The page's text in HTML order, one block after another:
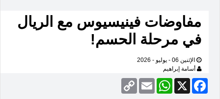
مفاوضات فينيسيوس مع الريال
في مرحلة الحسم!
الإثنين 06 - يوليو - 2026
أسامة إبراهيم
Facebook
X
WhatsApp
Email
Copy
Link